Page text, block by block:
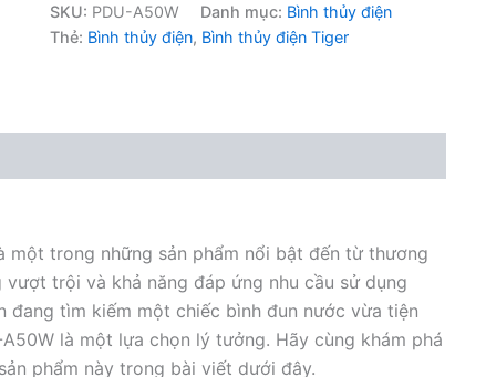
SKU: PDU-A50W Danh mục: Bình thủy điện
Thẻ: Bình thủy điện, Bình thủy điện Tiger
một trong những sản phẩm nổi bật đến từ thương
trội và khả năng đáp ứng nhu cầu sử dụng
đang tìm kiếm một chiếc bình đun nước vừa tiện
là một lựa chọn lý tưởng. Hãy cùng khám phá
phẩm này trong bài viết dưới đây.